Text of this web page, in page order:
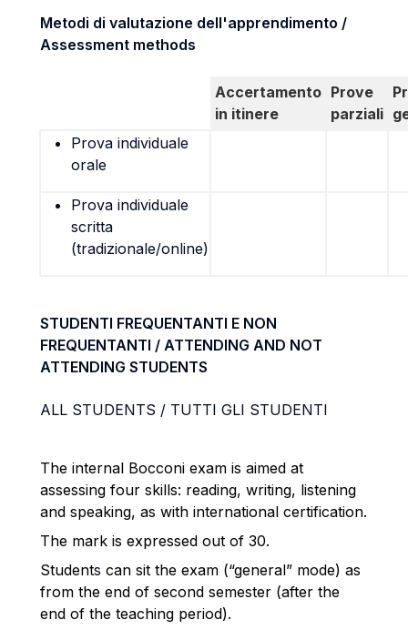
Metodi di valutazione dell'apprendimento /
Assessment methods
Accertamento
in itinere
Prove
parziali
Prova individuale
orale
Prova individuale
scritta
(tradizionale/online)
STUDENTI FREQUENTANTI E NON
FREQUENTANTI / ATTENDING AND NOT
ATTENDING STUDENTS
ALL STUDENTS / TUTTI GLI STUDENTI
The internal Bocconi exam is aimed at
assessing four skills: reading, writing, listening
and speaking, as with international certification.
The mark is expressed out of 30.
Students can sit the exam (“general” mode) as
from the end of second semester (after the
end of the teaching period).